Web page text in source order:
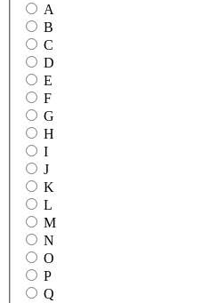
A
B
C
D
E
F
G
H
I
J
K
L
M
N
O
P
Q